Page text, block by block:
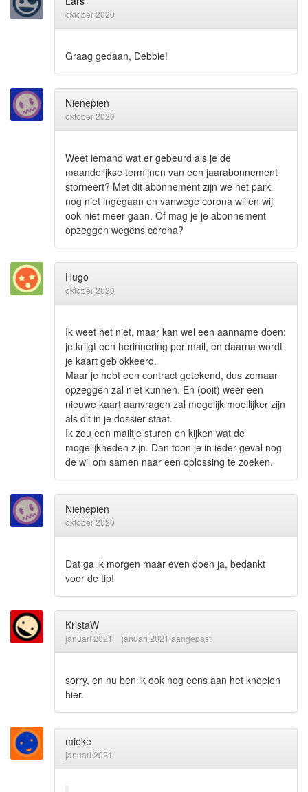
oktober 2020
Graag gedaan, Debbie!
Nienepien
oktober 2020
Weet iemand wat er gebeurd als je de
maandelijkse termijnen van een jaarabonnement
storneert? Met dit abonnement zijn we het park
nog niet ingegaan en vanwege corona willen wij
ook niet meer gaan. Of mag je je abonnement
opzeggen wegens corona?
Hugo
oktober 2020
Ik weet het niet, maar kan wel een aanname doen:
je krijgt een herinnering per mail, en daarna wordt
je kaart geblokkeerd.
Maar je hebt een contract getekend, dus zomaar
opzeggen zal niet kunnen. En (ooit) weer een
nieuwe kaart aanvragen zal mogelijk moeilijker zijn
als dit in je dossier staat.
Ik zou een mailtje sturen en kijken wat de
mogelijkheden zijn. Dan toon je in ieder geval nog
de wil om samen naar een oplossing te zoeken.
Nienepien
oktober 2020
Dat ga ik morgen maar even doen ja, bedankt
voor de tip!
KristaW
januari 2021 januari 2021 aangepast
sorry, en nu ben ik ook nog eens aan het knoeien
hier.
mieke
januari 2021